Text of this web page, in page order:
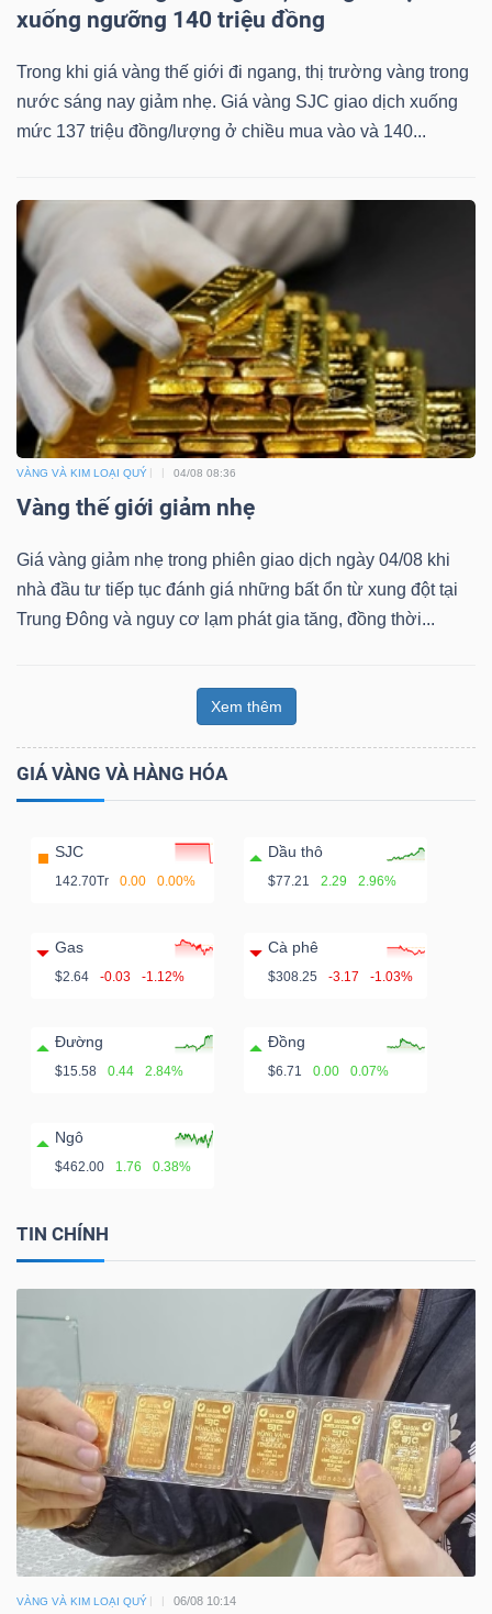
xuống ngưỡng 140 triệu đồng
Trong khi giá vàng thế giới đi ngang, thị trường vàng trong
nước sáng nay giảm nhẹ. Giá vàng SJC giao dịch xuống
mức 137 triệu đồng/lượng ở chiều mua vào và 140...
VÀNG VÀ KIM LOẠI QUÝ 04/08 08:36
Vàng thế giới giảm nhẹ
Giá vàng giảm nhẹ trong phiên giao dịch ngày 04/08 khi
nhà đầu tư tiếp tục đánh giá những bất ổn từ xung đột tại
Trung Đông và nguy cơ lạm phát gia tăng, đồng thời...
Xem thêm
GIÁ VÀNG VÀ HÀNG HÓA
SJC
142.70Tr 0.00 0.00%
Dầu thô
$77.21 2.29 2.96%
Gas
$2.64 -0.03 -1.12%
Cà phê
$308.25 -3.17 -1.03%
Đường
$15.58 0.44 2.84%
Đồng
$6.71 0.00 0.07%
Ngô
$462.00 1.76 0.38%
TIN CHÍNH
VÀNG VÀ KIM LOẠI QUÝ 06/08 10:14